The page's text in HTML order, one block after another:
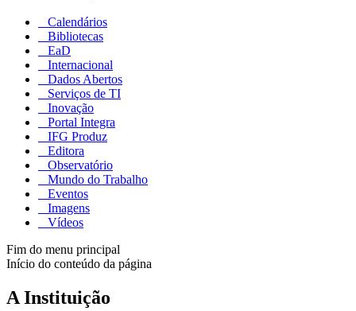
Calendários
Bibliotecas
EaD
Internacional
Dados Abertos
Serviços de TI
Inovação
Portal Integra
IFG Produz
Editora
Observatório
Mundo do Trabalho
Eventos
Imagens
Vídeos
Fim do menu principal
Início do conteúdo da página
A Instituição